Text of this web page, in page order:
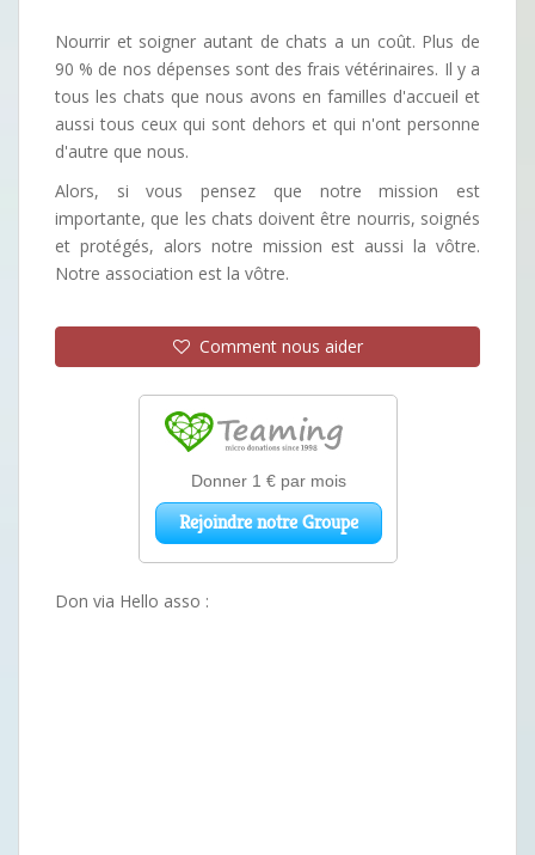
Nourrir et soigner autant de chats a un coût. Plus de
90 % de nos dépenses sont des frais vétérinaires. Il y a
tous les chats que nous avons en familles d'accueil et
aussi tous ceux qui sont dehors et qui n'ont personne
d'autre que nous.
Alors, si vous pensez que notre mission est
importante, que les chats doivent être nourris, soignés
et protégés, alors notre mission est aussi la vôtre.
Notre association est la vôtre.
Comment nous aider
Don via Hello asso :